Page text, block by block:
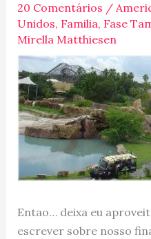
20 Comentários /
Unidos, Familia, Fase
Mirella Matthiesen
Entao… deixa eu
escrever sobre nosso